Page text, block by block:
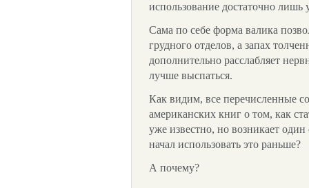
использование достаточно лишь
Сама по себе форма валика
грудного отделов, а запах
дополнительно расслабляет
лучше выспаться.
Как видим, все перечисленные
американских книг о том, как
уже известно, но возникает
начал использовать это раньше?
А почему?